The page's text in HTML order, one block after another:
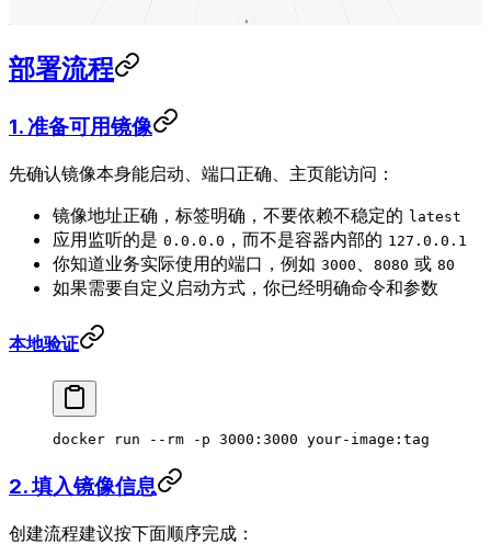
部署流程
1. 准备可用镜像
先确认镜像本身能启动、端口正确、主页能访问：
镜像地址正确，标签明确，不要依赖不稳定的 latest
应用监听的是 0.0.0.0 ，而不是容器内部的 127.0.0.1
你知道业务实际使用的端口，例如 3000 、 8080 或 80
如果需要自定义启动方式，你已经明确命令和参数
本地验证
docker run --rm -p 3000:3000 your-image:tag
2. 填入镜像信息
创建流程建议按下面顺序完成：